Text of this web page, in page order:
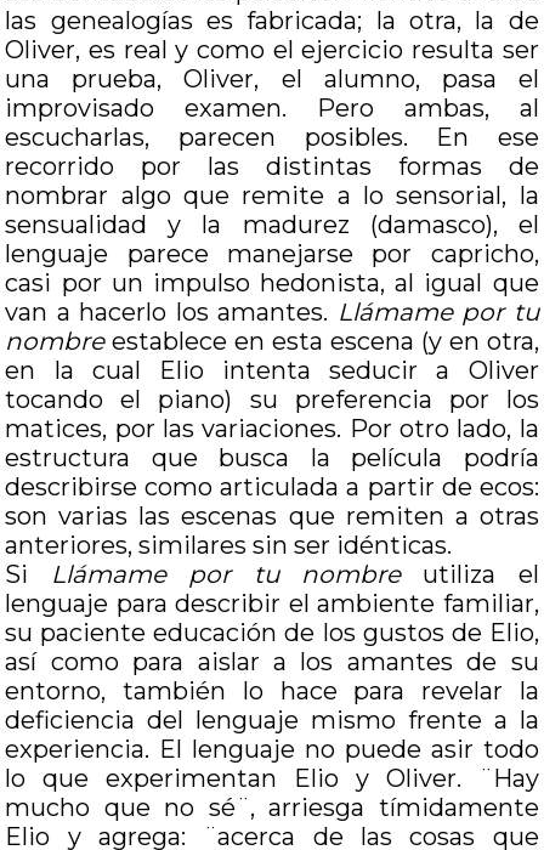
las genealogías es fabricada; la otra, la de
Oliver, es real y como el ejercicio resulta ser
una prueba, Oliver, el alumno, pasa el
improvisado examen. Pero ambas, al
escucharlas, parecen posibles. En ese
recorrido por las distintas formas de
nombrar algo que remite a lo sensorial, la
sensualidad y la madurez (damasco), el
lenguaje parece manejarse por capricho,
casi por un impulso hedonista, al igual que
van a hacerlo los amantes. Llámame por tu
nombreestablece en esta escena (y en otra,
en la cual Elio intenta seducir a Oliver
tocando el piano) su preferencia por los
matices, por las variaciones. Por otro lado, la
estructura que busca la película podría
describirse como articulada a partir de ecos:
son varias las escenas que remiten a otras
anteriores, similares sin ser idénticas.
Si Llámame por tu nombreutiliza el
lenguaje para describir el ambiente familiar,
su paciente educación de los gustos de Elio,
así como para aislar a los amantes de su
entorno, también lo hace para revelar la
deficiencia del lenguaje mismo frente a la
experiencia. El lenguaje no puede asir todo
lo que experimentan Elio y Oliver. ¨Hay
mucho que no sé¨, arriesga tímidamente
Elio y agrega: ¨acerca de las cosas que